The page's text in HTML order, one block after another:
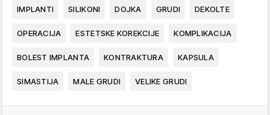
IMPLANTI SILIKONI DOJKA GRUDI DEKOLTE
OPERACIJA ESTETSKE KOREKCIJE KOMPLIKACIJA
BOLEST IMPLANTA KONTRAKTURA KAPSULA
SIMASTIJA MALE GRUDI VELIKE GRUDI